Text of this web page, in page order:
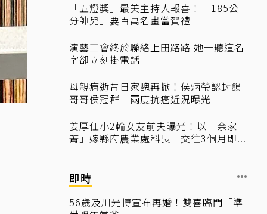
「五燈獎」最美主持人報喜！「185公
分帥兒」要百萬名畫當賀禮
演藝工會終於聯絡上田路路 她一聽這名
字卻立刻掛電話
母親病逝昔日家醜再掀！侯炳瑩認封鎖
哥哥侯冠群 兩度抗癌近況曝光
姜厚任小2輪女友前夫曝光！以「余家
菁」嫁縣府農業處科長 交往3個月即...
即時
56歲及川光博宣布再婚！雙喜臨門「準